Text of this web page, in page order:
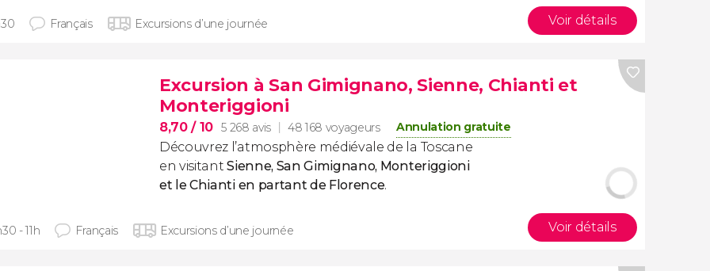
Français Excursions d’une journée Voir détails
Excursion à San Gimignano, Sienne, Chianti et
Monteriggioni
8,70/ 10 5 268 avis 48 168 voyageurs Annulation gratuite
Découvrez l’atmosphère médiévale de la Toscane
en visitantSienne, San Gimignano, Monteriggioni
et le Chianti en partant de Florence.
- 11h Français Excursions d’une journée Voir détails